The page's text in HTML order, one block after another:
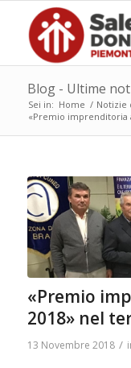
Blog - Ultime
Sei in: Home / Notizie
«Premio imprenditoria
«Premio
2018» nel
13 Novembre 2018 /